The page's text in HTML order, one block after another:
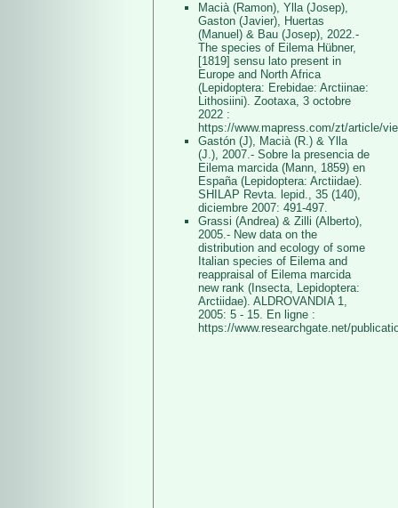
Macià (Ramon), Ylla (Josep),
Gaston (Javier), Huertas
(Manuel) & Bau (Josep), 2022.-
The species of Eilema Hübner,
[1819] sensu lato present in
Europe and North Africa
(Lepidoptera: Erebidae: Arctiinae:
Lithosiini). Zootaxa, 3 octobre
2022 :
https://www.mapress.com/zt/article/
Gastón (J), Macià (R.) & Ylla
(J.), 2007.- Sobre la presencia de
Eilema marcida (Mann, 1859) en
España (Lepidoptera: Arctiidae).
SHILAP Revta. lepid., 35 (140),
diciembre 2007: 491-497.
Grassi (Andrea) & Zilli (Alberto),
2005.- New data on the
distribution and ecology of some
Italian species of Eilema and
reappraisal of Eilema marcida
new rank (Insecta, Lepidoptera:
Arctiidae). ALDROVANDIA 1,
2005: 5 - 15. En ligne :
https://www.researchgate.net/